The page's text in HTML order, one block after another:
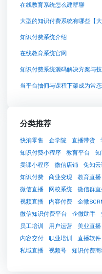
在线教育系统怎么建群聊
知识付费系统介绍
在线教育系统官网
知识付费系统源码解决方案与
分类推荐
快消零售 企学院 直播带货
知识付费小程序
教育平台 知
卖课小程序
微信店铺 兔知
知识付费
商业变现 教育直播
微信直播
网校系统 微信群直
视频直播
内容付费 企微
微信知识付费平台
企微助手
员工培训
用户运营 美业直播
内容交付
职业培训 直播软件
私域直播
视频号 知识付费商